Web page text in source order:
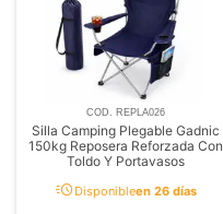
COD. REPLA026
Silla Camping Plegable Gadnic
150kg Reposera Reforzada Con
Toldo Y Portavasos
acuteDisponibleen 26 días